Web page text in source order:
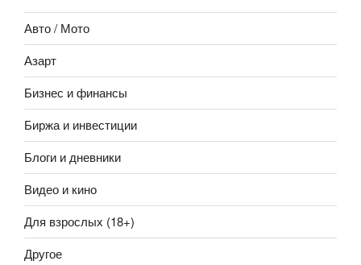
Авто / Мото
Азарт
Бизнес и финансы
Биржа и инвестиции
Блоги и дневники
Видео и кино
Для взрослых (18+)
Другое